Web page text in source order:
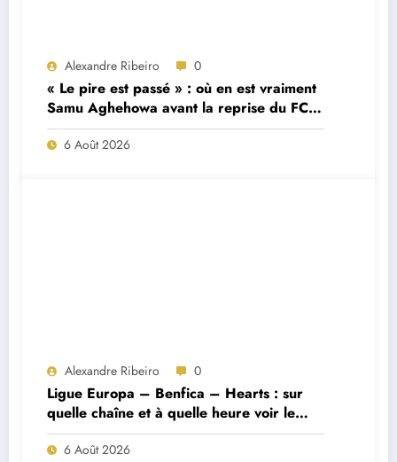
Alexandre Ribeiro 0
« Le pire est passé » : où en est vraiment
Samu Aghehowa avant la reprise du FC
Porto ?
6 Août 2026
Alexandre Ribeiro 0
Ligue Europa – Benfica – Hearts : sur
quelle chaîne et à quelle heure voir le
match ?
6 Août 2026